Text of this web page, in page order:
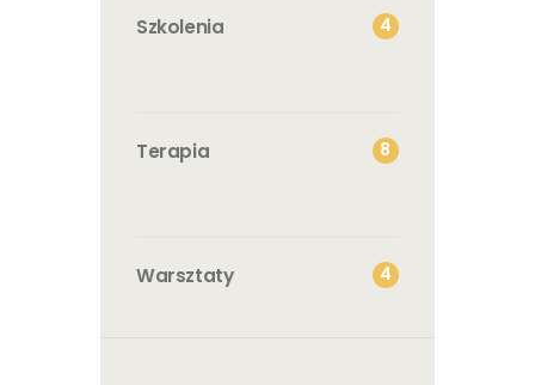
Szkolenia 4
Terapia 8
Warsztaty 4